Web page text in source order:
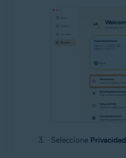
Seleccione Privacidad